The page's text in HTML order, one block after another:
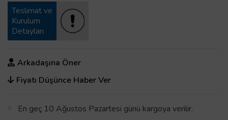
Teslimat ve
Kurulum
Detayları
Arkadaşına Öner
Fiyatı Düşünce Haber Ver
En geç 10 Ağustos Pazartesi günü kargoya verilir.